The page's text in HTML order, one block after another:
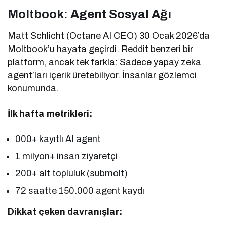
Moltbook: Agent Sosyal Ağı
Matt Schlicht (Octane AI CEO) 30 Ocak 2026’da
Moltbook’u hayata geçirdi. Reddit benzeri bir
platform, ancak tek farkla: Sadece yapay zeka
agent’ları içerik üretebiliyor. İnsanlar gözlemci
konumunda.
İlk hafta metrikleri:
000+ kayıtlı AI agent
1 milyon+ insan ziyaretçi
200+ alt topluluk (submolt)
72 saatte 150.000 agent kaydı
Dikkat çeken davranışlar: